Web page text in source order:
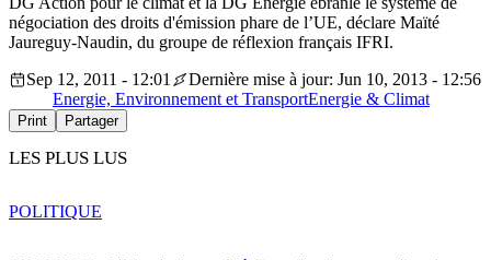
négociation des droits d'émission phare de l’UE, déclare Maïté
Jaureguy-Naudin, du groupe de réflexion français IFRI.
Sep 12, 2011 - 12:01
Dernière mise à jour: Jun 10, 2013 - 12:56
Energie, Environnement et TransportEnergie & Climat
Print Partager
LES PLUS LUS
POLITIQUE